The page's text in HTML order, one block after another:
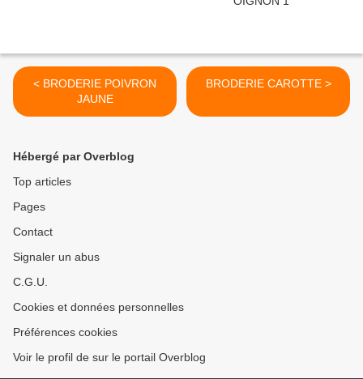
< BRODERIE POIVRON
JAUNE
BRODERIE CAROTTE >
Hébergé par Overblog
Top articles
Pages
Contact
Signaler un abus
C.G.U.
Cookies et données personnelles
Préférences cookies
Voir le profil de sur le portail Overblog